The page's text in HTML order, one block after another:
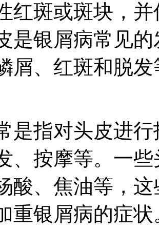
红斑或斑块，
是银屑病常见
屑、红斑和脱
是指对头皮进
、按摩等。一
酸、焦油等，
重银屑病的症